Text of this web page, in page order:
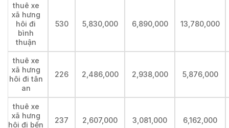
thuê xe
xã hưng
hôi đi
bình
thuận
530 5,830,000 6,890,000 13,780,000
thuê xe
xã hưng
hôi đi tân
an
226 2,486,000 2,938,000 5,876,000
thuê xe
xã hưng
hôi đi bến
237 2,607,000 3,081,000 6,162,000